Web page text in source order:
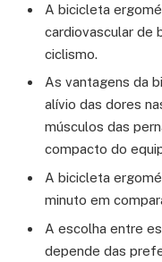
A bicicleta
cardiovascular de
ciclismo.
As vantagens da
alívio das dores
músculos das
compacto do
A bicicleta
minuto em
A escolha entre
depende das